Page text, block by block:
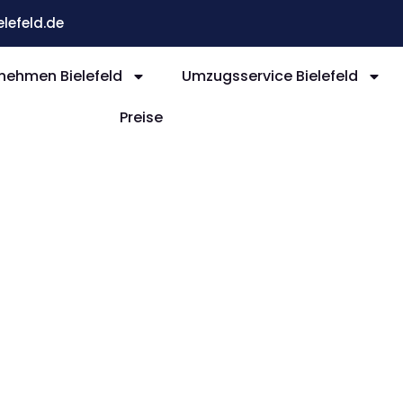
Bielefeld
Umzugsservice Bielefeld
Preise